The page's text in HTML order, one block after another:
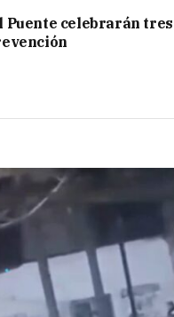
Puente celebrarán tres